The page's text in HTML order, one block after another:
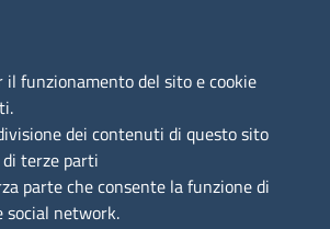
informatici
e cookie
PNRR
il funzionamento del sito e cookie
dei contenuti di questo sito
terze parti
parte che consente la funzione di
network.